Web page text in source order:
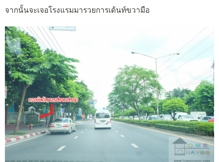
จากนั้นจะเจอโรงแรมมารวยการเด้นท์ขวามือ